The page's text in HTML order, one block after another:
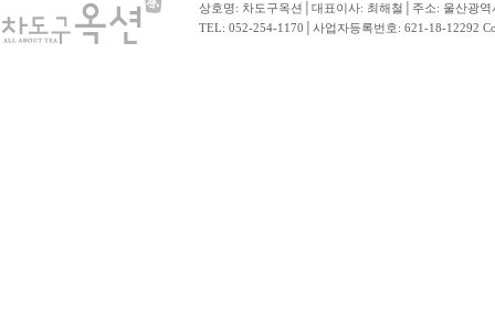
상호명: 차도구옥션│대표이사: 최해철│주소: 울산광
TEL: 052-254-1170│사업자등록번호: 621-18-12292